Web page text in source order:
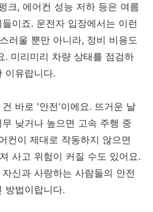
크, 에어컨 성능 저하 등은 여름
이죠. 운전자 입장에서는 이런
러울 뿐만 아니라, 정비 비용도
. 미리미리 차량 상태를 점검하
이유랍니다.
바로 '안전'이에요. 뜨거운 날
낮거나 높으면 고속 주행 중
컨이 제대로 작동하지 않으면
사고 위험이 커질 수도 있어요.
신과 사랑하는 사람들의 안전
방법이랍니다.